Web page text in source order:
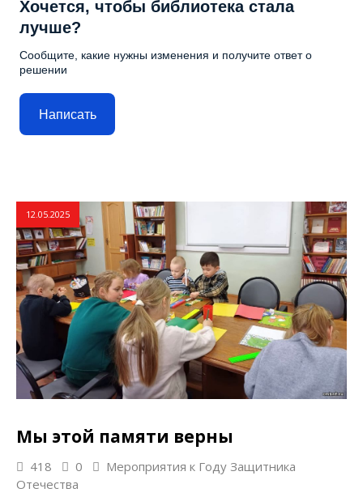
Хочется, чтобы библиотека стала
лучше?
Сообщите, какие нужны изменения и получите ответ о
решении
Написать
12.05.2025
Мы этой памяти верны
418 0
Мероприятия к Году Защитника
Отечества